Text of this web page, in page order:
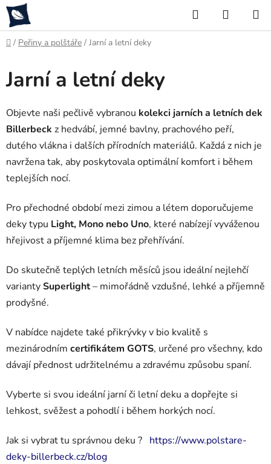
Přejít
na
obsah
Hledat
KOŠÍK
Domů
/ Peřiny a polštáře / Jarní a letní deky
Jarní a letní deky
Objevte naši pečlivě vybranou kolekci jarních a letních dek
Billerbeck z hedvábí, jemné bavlny, prachového peří,
dutého vlákna i dalších přírodních materiálů. Každá z nich je
navržena tak, aby poskytovala optimální komfort i během
teplejších nocí.
Pro přechodné období mezi zimou a létem doporučujeme
deky typu Light, Mono nebo Uno, které nabízejí vyváženou
hřejivost a příjemné klima bez přehřívání.
Do skutečně teplých letních měsíců jsou ideální nejlehčí
variantySuperlight– mimořádně vzdušné, lehké a příjemně
prodyšné.
V nabídce najdete také přikrývky v bio kvalitě s
mezinárodním certifikátem GOTS, určené pro všechny, kdo
dávají přednost udržitelnému a zdravému způsobu spaní.
Vyberte si svou ideální jarní či letní deku a dopřejte si
lehkost, svěžest a pohodlí i během horkých nocí.
Jak si vybrat tu správnou deku ? https://www.polstare-
deky-billerbeck.cz/blog